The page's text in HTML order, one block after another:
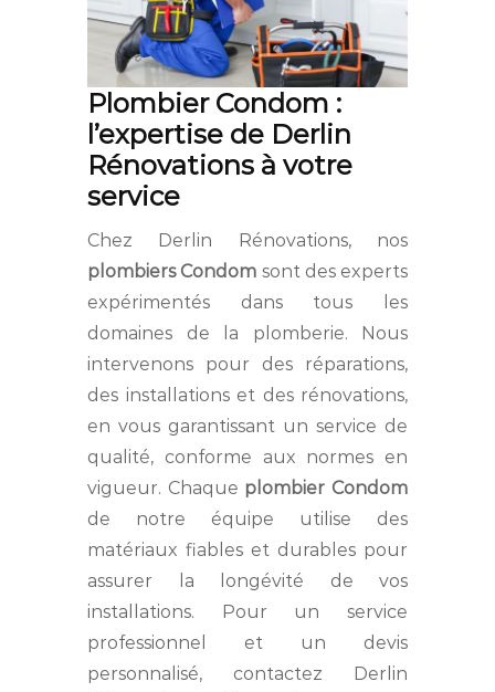
Plombier Condom :
l’expertise de Derlin
Rénovations à votre
service
Chez Derlin Rénovations, nos
plombiers Condom sont des experts
expérimentés dans tous les
domaines de la plomberie. Nous
intervenons pour des réparations,
des installations et des rénovations,
en vous garantissant un service de
qualité, conforme aux normes en
vigueur. Chaque plombier Condom
de notre équipe utilise des
matériaux fiables et durables pour
assurer la longévité de vos
installations. Pour un service
professionnel et un devis
personnalisé, contactez Derlin